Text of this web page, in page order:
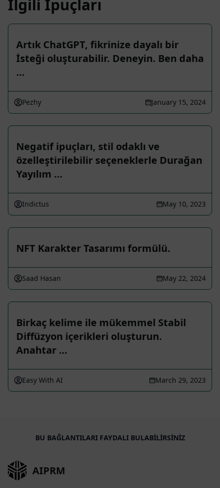
İlgili İpuçları
Artık ChatGPT, fikrinize dayalı bir
İsteği oluşturabilir. Deneyin. Ben daha
…
Pezhy January 15, 2024
Negatif ipuçları, stil odaklı ve
özelleştirilebilir seçeneklerle Durağan
Yayılım …
Indictus May 10, 2023
NFT Karakter Tasarımı formülü.
Saad Hasan May 22, 2024
Birkaç kelime ile mükemmel Stabil
Diffüzyon içerikleri oluşturun.
Anahtar …
Easy With AI March 29, 2023
BU BAĞLANTILARI FAYDALI BULABILIRSINIZ
AIPRM